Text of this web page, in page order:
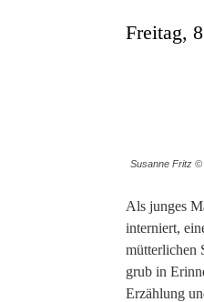
Freitag,
Susanne Fritz
Als junges
interniert,
mütterlichen
grub in
Erzählung